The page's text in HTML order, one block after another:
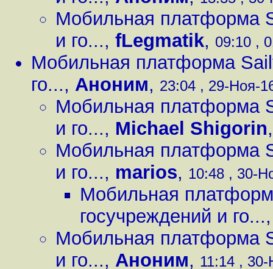
Мобильная платформа
и го..., fLegmatik, 09:10 ,
Мобильная платформа
го..., Аноним, 23:04 , 29-Ноя-
Мобильная платформа
и го..., Michael Shigorin
Мобильная платформа
и го..., marios, 10:48 , 30-
Мобильная
госучреждений и го...
Мобильная платформа
и го..., Аноним, 11:14 ,